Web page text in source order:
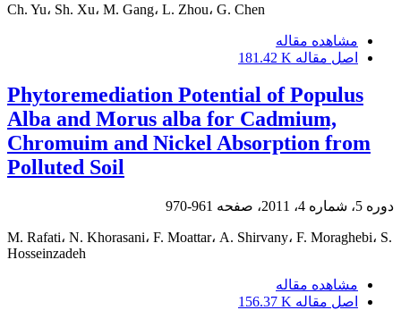
Ch. Yu، Sh. Xu، M. Gang، L. Zhou، G. Chen
مشاهده مقاله
اصل مقاله 181.42 K
Phytoremediation Potential of Populus
Alba and Morus alba for Cadmium,
Chromuim and Nickel Absorption from
Polluted Soil
دوره 5، شماره 4، 2011، صفحه 961-970
M. Rafati، N. Khorasani، F. Moattar، A. Shirvany، F. Moraghebi، S.
Hosseinzadeh
مشاهده مقاله
اصل مقاله 156.37 K